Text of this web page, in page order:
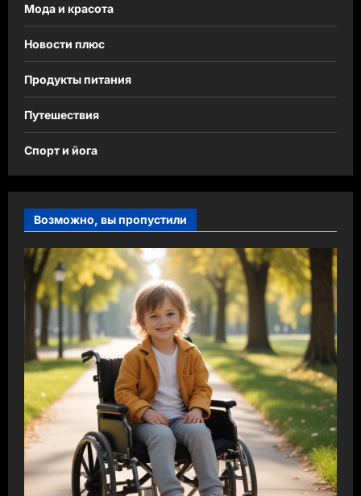
Мода и красота
Новости плюс
Продукты питания
Путешествия
Спорт и йога
Возможно, вы пропустили